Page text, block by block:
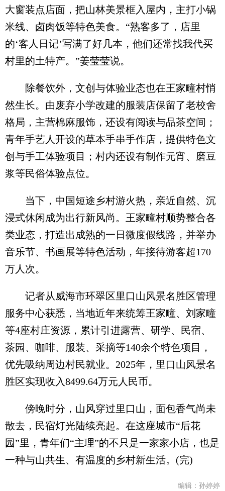
大窗装点店面，把山林美景框入屋内，主打小锅
米线、卤肉饭等特色美食。“熟客多了，店里
的‘客人日记’写满了好几本，他们还常找我代买
村里的土特产。”姜莹莹说。
除餐饮外，文创与体验业态也在王家疃村悄
然生长。由废弃小学改建的服装店保留了老校舍
格局，主营棉麻服饰，还设有阅读与品茶空间；
青年手艺人开设的草本手串手作店，提供特色文
创与手工体验项目；村内还设有制作元宵、磨豆
浆等民俗体验点位。
当下，中国短途乡村游火热，亲近自然、沉
浸式休闲成为出行新风尚。王家疃村顺势整合各
类业态，打造出成熟的一日微度假线路，并举办
音乐节、书画展等特色活动，年接待游客超170
万人次。
记者从威海市环翠区里口山风景名胜区管理
服务中心获悉，当地近年来统筹王家疃、刘家疃
等4座村庄资源，累计引进露营、研学、民宿、
茶园、咖啡、服装、采摘等140余个特色项目，
优先吸纳周边村民就业。2025年，里口山风景名
胜区实现收入8499.64万元人民币。
傍晚时分，山风穿过里口山，面包香气尚未
散去，民宿灯光陆续亮起。在这座城市“后花
园”里，青年们“主理”的不只是一家家小店，也是
一种与山共生、有温度的乡村新生活。(完)
编辑：孙婷婷